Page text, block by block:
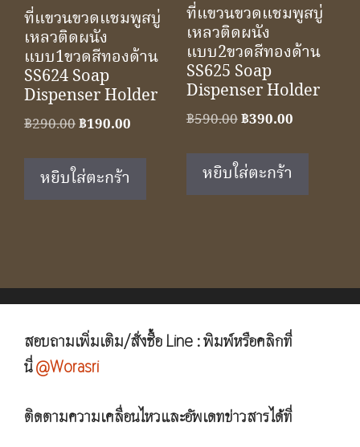
ที่แขวนขวดแชมพูสบู่
เหลวติดผนัง
แบบ1ขวดสีทองด้าน
SS624 Soap
Dispenser Holder
฿290.00Original
was:
฿290.00.
฿190.00
หยิบใส่ตะกร้า
ที่แขวนขวดแชมพูสบู่
เหลวติดผนัง
แบบ2ขวดสีทองด้าน
SS625 Soap
Dispenser Holder
฿590.00Original
was:
฿590.00.
฿390.00Current
หยิบใส่ตะกร้า
สอบถามเพิ่มเติม/สั่งซื้อ Line : พิมพ์หรือคลิกที่
นี่@Worasri
ติดตามความเคลื่อนไหวและอัพเดทข่าวสารได้ที่